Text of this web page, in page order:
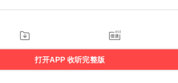
打开APP 收听完整版